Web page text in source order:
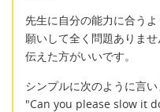
先生に自分の能力に合う
願いして全く問題ありま
伝えた方がいいです。
シンプルに次のように言い
"Can you please slow it